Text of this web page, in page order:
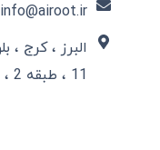
info@airoot.ir
البرز ، کرج ،
11 ، طبقه 2 ، واحد شرقی